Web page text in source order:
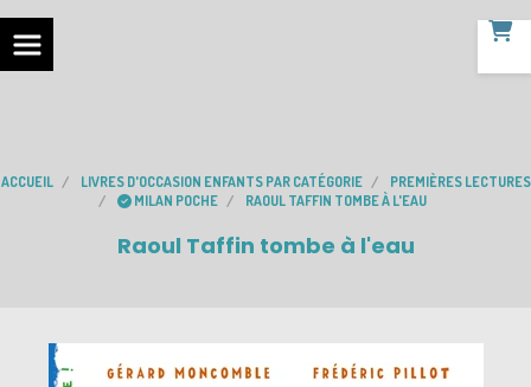
ACCUEIL LIVRES D'OCCASION ENFANTS PAR CATÉGORIE
PREMIÈRES LECTURES
MILAN POCHE
RAOUL TAFFIN TOMBE À L'EAU
Raoul Taffin tombe à l'eau